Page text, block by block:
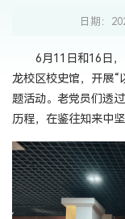
日期：
6月11日和16日
龙校区校史馆，开展“
题活动。老党员们透
历程，在鉴往知来中